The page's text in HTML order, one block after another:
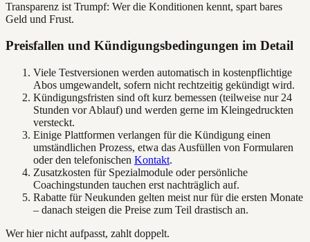
Transparenz ist Trumpf: Wer die Konditionen kennt, spart bares
Geld und Frust.
Preisfallen und Kündigungsbedingungen im Detail
Viele Testversionen werden automatisch in kostenpflichtige
Abos umgewandelt, sofern nicht rechtzeitig gekündigt wird.
Kündigungsfristen sind oft kurz bemessen (teilweise nur 24
Stunden vor Ablauf) und werden gerne im Kleingedruckten
versteckt.
Einige Plattformen verlangen für die Kündigung einen
umständlichen Prozess, etwa das Ausfüllen von Formularen
oder den telefonischen Kontakt.
Zusatzkosten für Spezialmodule oder persönliche
Coachingstunden tauchen erst nachträglich auf.
Rabatte für Neukunden gelten meist nur für die ersten Monate
– danach steigen die Preise zum Teil drastisch an.
Wer hier nicht aufpasst, zahlt doppelt.